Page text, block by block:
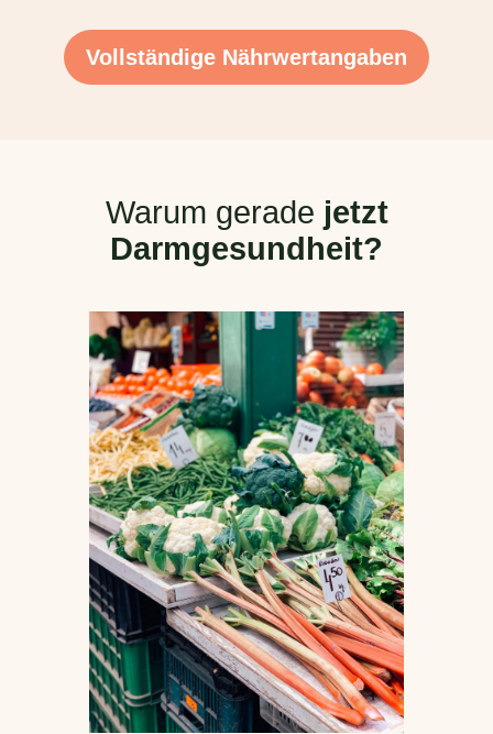
Vollständige Nährwertangaben
Warum gerade jetzt
Darmgesundheit?